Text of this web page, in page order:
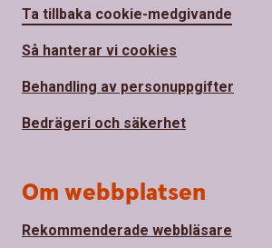
Ta tillbaka cookie-medgivande
Så hanterar vi cookies
Behandling av personuppgifter
Bedrägeri och säkerhet
Om webbplatsen
Rekommenderade webbläsare